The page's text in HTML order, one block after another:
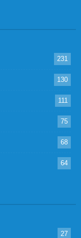
231
130
111
75
68
64
27